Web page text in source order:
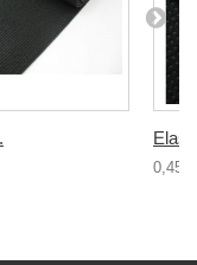
0,45 €